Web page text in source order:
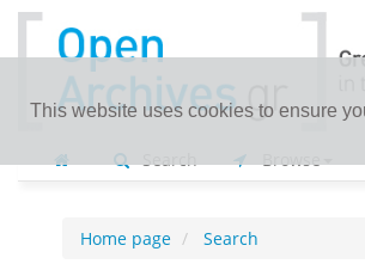
This website uses cookies to ensure
Search Browse
Home page Search